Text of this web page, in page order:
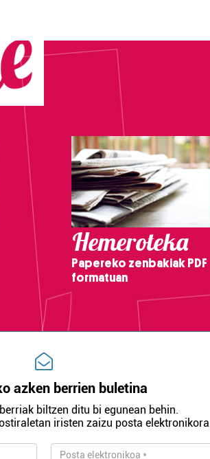
Hemeroteka
Papereko zenbakiak PDF
formatuan
azken berrien buletina
biltzen ditu bi egunean behin.
iristen zaizu posta